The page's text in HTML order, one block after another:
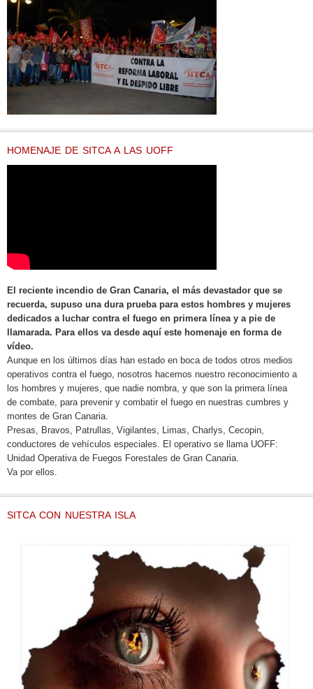
HOMENAJE DE SITCA A LAS UOFF
El reciente incendio de Gran Canaria, el más devastador que se
recuerda, supuso una dura prueba para estos hombres y mujeres
dedicados a luchar contra el fuego en primera línea y a pie de
llamarada. Para ellos va desde aquí este homenaje en forma de
vídeo.
Aunque en los últimos días han estado en boca de todos otros medios
operativos contra el fuego, nosotros hacemos nuestro reconocimiento a
los hombres y mujeres, que nadie nombra, y que son la primera línea
de combate, para prevenir y combatir el fuego en nuestras cumbres y
montes de Gran Canaria.
Presas, Bravos, Patrullas, Vigilantes, Limas, Charlys, Cecopin,
conductores de vehículos especiales. El operativo se llama UOFF:
Unidad Operativa de Fuegos Forestales de Gran Canaria.
Va por ellos.
SITCA CON NUESTRA ISLA